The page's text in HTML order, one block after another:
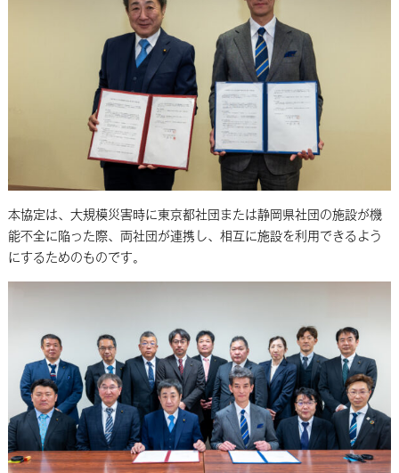
本協定は、大規模災害時に東京都社団または静岡県社団の施設が機
能不全に陥った際、両社団が連携し、相互に施設を利用できるよう
にするためのものです。